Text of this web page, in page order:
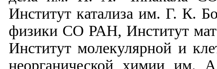
Институт катализа им. Г. К.
физики СО РАН, Институт
Институт молекулярной и
неорганической химии